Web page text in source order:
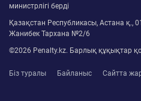
министрлігі берді
Қазақстан Республикасы, Астана қ.,
Жанибек Тархана №2/6
©2026 Penalty.kz. Барлық құқықтар
Біз туралы Байланыс Сайтта